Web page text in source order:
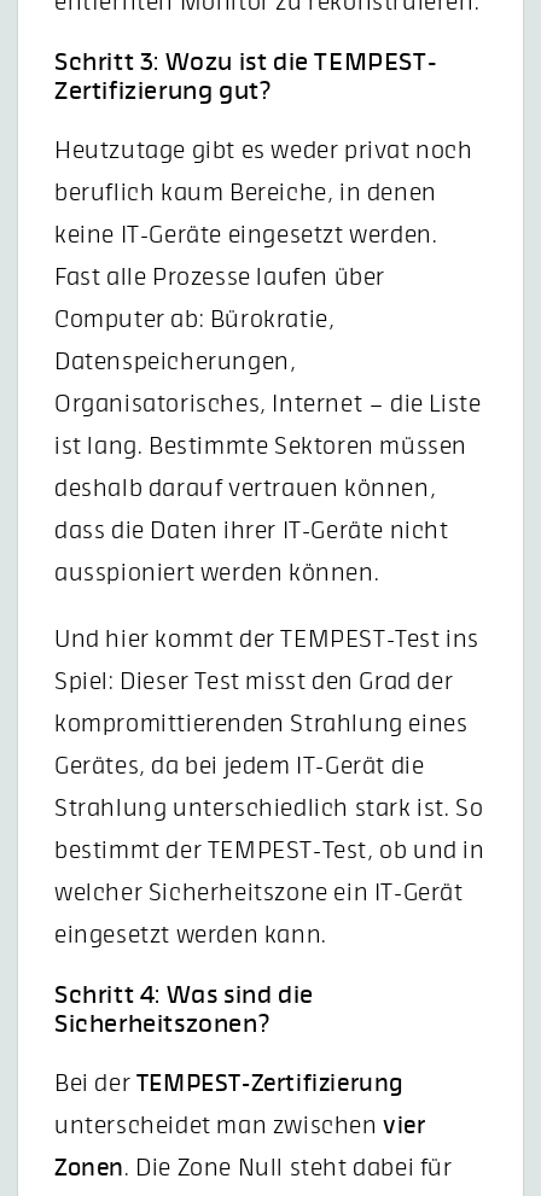
Schritt 3: Wozu ist die TEMPEST-
Zertifizierung gut?
Heutzutage gibt es weder privat noch
beruflich kaum Bereiche, in denen
keine IT-Geräte eingesetzt werden.
Fast alle Prozesse laufen über
Computer ab: Bürokratie,
Datenspeicherungen,
Organisatorisches, Internet – die Liste
ist lang. Bestimmte Sektoren müssen
deshalb darauf vertrauen können,
dass die Daten ihrer IT-Geräte nicht
ausspioniert werden können.
Und hier kommt der TEMPEST-Test ins
Spiel: Dieser Test misst den Grad der
kompromittierenden Strahlung eines
Gerätes, da bei jedem IT-Gerät die
Strahlung unterschiedlich stark ist. So
bestimmt der TEMPEST-Test, ob und in
welcher Sicherheitszone ein IT-Gerät
eingesetzt werden kann.
Schritt 4: Was sind die
Sicherheitszonen?
Bei der TEMPEST-Zertifizierung
unterscheidet man zwischenvier
Zonen. Die Zone Null steht dabei für